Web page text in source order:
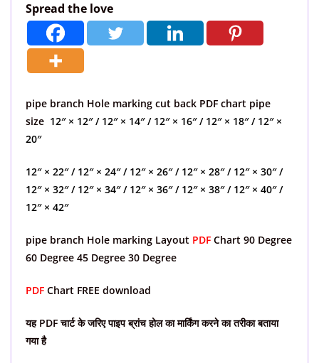
Spread the love
pipe branch Hole marking cut back PDF chart pipe
size 12″ × 12″ / 12″ × 14″ / 12″ × 16″ / 12″ × 18″ / 12″ ×
20″
12″ × 22″ / 12″ × 24″ / 12″ × 26″ / 12″ × 28″ / 12″ × 30″ /
12″ × 32″ / 12″ × 34″ / 12″ × 36″ / 12″ × 38″ / 12″ × 40″ /
12″ × 42″
pipe branch Hole marking Layout PDF Chart 90 Degree
60 Degree 45 Degree 30 Degree
PDF Chart FREE download
यह PDF चार्ट के जरिए पाइप ब्रांच होल का मार्किंग करने का तरीका बताया
गया है